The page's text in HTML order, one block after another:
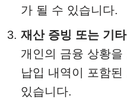
가 될 수 있습니다.
재산 증빙 또는 기
개인의 금융 상황
납입 내역이 포함
있습니다.